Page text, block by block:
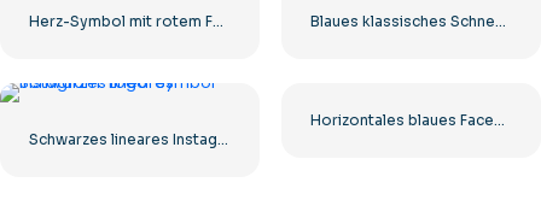
Herz-Symbol mit rotem Farbverlauf Blaues klassisches Schneeflocken-Symbol
Schwarzes lineares Instagram-Logo-Symbol
Horizontales blaues Facebook-Logo